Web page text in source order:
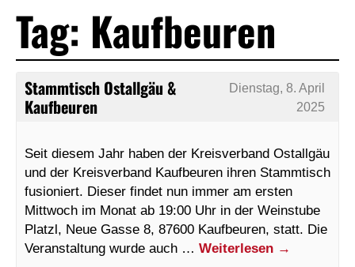
Tag: Kaufbeuren
Stammtisch Ostallgäu &
Kaufbeuren
Dienstag, 8. April
2025
Seit diesem Jahr haben der Kreisverband Ostallgäu
und der Kreisverband Kaufbeuren ihren Stammtisch
fusioniert. Dieser findet nun immer am ersten
Mittwoch im Monat ab 19:00 Uhr in der Weinstube
Platzl, Neue Gasse 8, 87600 Kaufbeuren, statt. Die
Veranstaltung wurde auch … Weiterlesen →